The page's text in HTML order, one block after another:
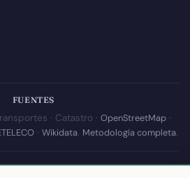
FUENTES
· Catastro · OpenStreetMap·
· Wikidata. Metodología completa.
municipal de España con datos